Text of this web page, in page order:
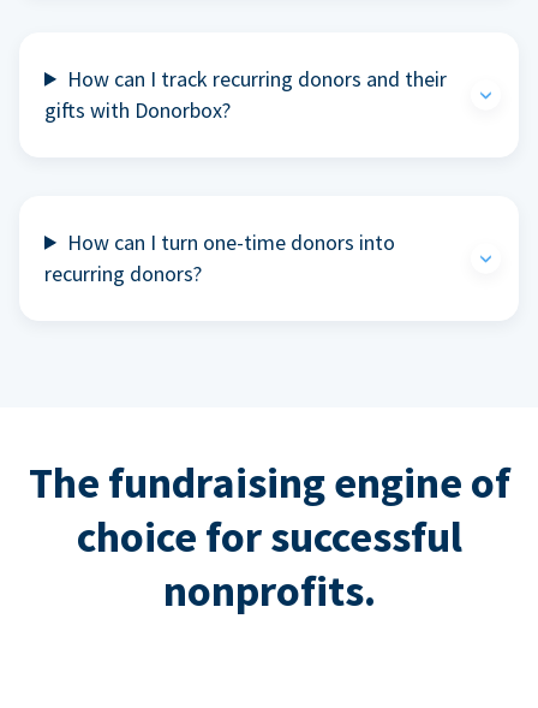
How can I track recurring donors and their
gifts with Donorbox?
How can I turn one-time donors into
recurring donors?
The fundraising engine of
choice for successful
nonprofits.